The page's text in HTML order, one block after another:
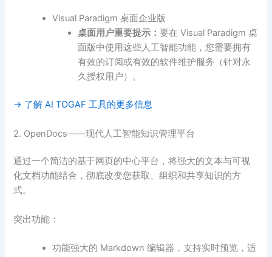
Visual Paradigm 桌面企业版
桌面用户重要提示：要在 Visual Paradigm 桌
面版中使用这些人工智能功能，您需要拥有
有效的订阅或有效的软件维护服务（针对永
久授权用户）。
→ 了解 AI TOGAF 工具的更多信息
2. OpenDocs——现代人工智能知识管理平台
通过一个简洁的基于网页的中心平台，将强大的文本与可视
化文档功能结合，彻底改变您获取、组织和共享知识的方
式。
突出功能：
功能强大的 Markdown 编辑器，支持实时预览，适